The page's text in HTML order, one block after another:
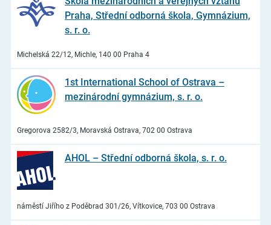
Praha, Střední odborná škola, Gymnázium,
s. r. o.
Michelská 22/12, Michle, 140 00 Praha 4
1st International School of Ostrava –
mezinárodní gymnázium, s. r. o.
Gregorova 2582/3, Moravská Ostrava, 702 00 Ostrava
AHOL – Střední odborná škola, s. r. o.
náměstí Jiřího z Poděbrad 301/26, Vítkovice, 703 00 Ostrava